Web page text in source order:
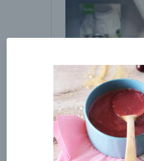
Brokolicová
syrom